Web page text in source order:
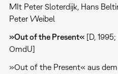
MIt Peter Sloterdijk, Hans
Peter Weibel
»Out of the Present«[D, 1995;
OmdU]
»Out of the Present« aus